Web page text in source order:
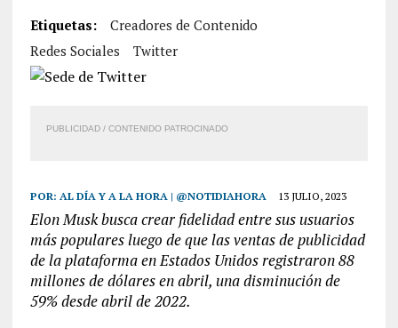
Etiquetas:
Creadores de Contenido
Redes Sociales
Twitter
PUBLICIDAD / CONTENIDO PATROCINADO
POR: AL DÍA Y A LA HORA | @NOTIDIAHORA 13 JULIO, 2023
Elon Musk busca crear fidelidad entre sus usuarios
más populares luego de que las ventas de publicidad
de la plataforma en Estados Unidos registraron 88
millones de dólares en abril, una disminución de
59% desde abril de 2022.